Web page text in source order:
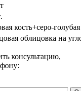
кость+серо-
облицовка на
консультацию,